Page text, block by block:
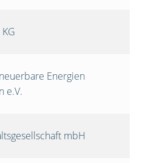
Energien
e.V.
mbH